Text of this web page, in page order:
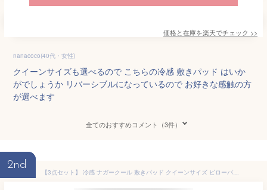
価格と在庫を楽天でチェック >>
nanacoco(40代・女性)
クイーンサイズも選べるので こちらの冷感 敷きパッド はいか
がでしょうか リバーシブルになっているので お好きな感触の方
が選べます
全てのおすすめコメント（3件）
2nd
【3点セット】 冷感 ナガークール 敷きパッド クイーンサイズ ピローパッド 2個 オーガニックコットン ベッド 枕 接触冷感(代引不可)【送料無料】